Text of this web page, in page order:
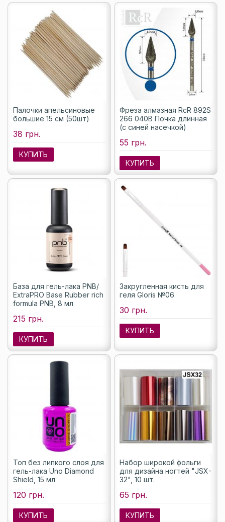
Палочки апельсиновые
большие 15 см (50шт)
38 грн.
КУПИТЬ
Фреза алмазная RcR 892S
266 040B Почка длинная
(с синей насечкой)
55 грн.
КУПИТЬ
База для гель-лака PNB/
ExtraPRO Base Rubber rich
formula PNB, 8 мл
215 грн.
КУПИТЬ
Закругленная кисть для
геля Gloris №06
30 грн.
КУПИТЬ
Топ без липкого слоя для
гель-лака Uno Diamond
Shield, 15 мл
120 грн.
КУПИТЬ
Набор широкой фольги
для дизайна ногтей "JSX-
32", 10 шт.
65 грн.
КУПИТЬ